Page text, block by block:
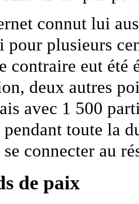
connut lui
pour plusieurs
contraire eut été
deux autres
avec 1 500
toute la
se connecter au
de paix